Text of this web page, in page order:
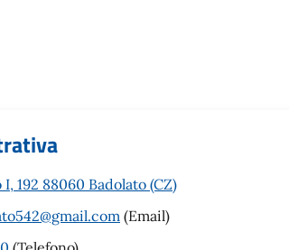
192 88060 Badolato (CZ)
(Email)